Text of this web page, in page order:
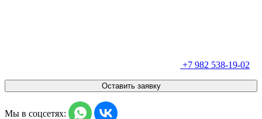
+7 982 538-19-02
Оставить заявку
Мы в соцсетях: